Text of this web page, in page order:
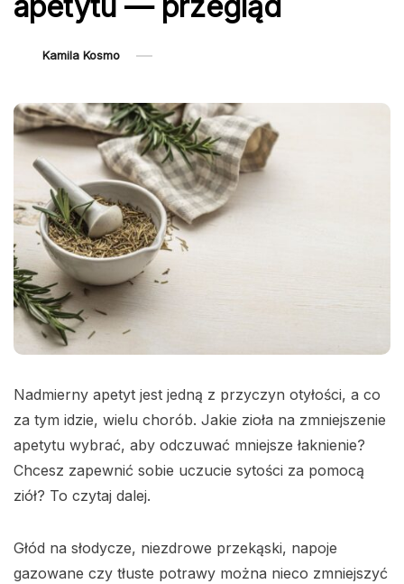
Kamila Kosmo
Nadmierny apetyt jest jedną z przyczyn otyłości, a co
za tym idzie, wielu chorób. Jakie zioła na zmniejszenie
apetytu wybrać, aby odczuwać mniejsze łaknienie?
Chcesz zapewnić sobie uczucie sytości za pomocą
ziół? To czytaj dalej.
Głód na słodycze, niezdrowe przekąski, napoje
gazowane czy tłuste potrawy można nieco zmniejszyć